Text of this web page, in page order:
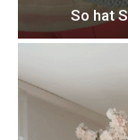
So hat